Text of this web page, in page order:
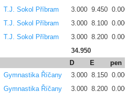
T.J. Sokol Příbram 3.000 9.450 0.000
T.J. Sokol Příbram 3.000 8.100 0.000
T.J. Sokol Příbram 3.000 8.200 0.000
34.950
D E pen
Gymnastika Říčany 3.000 8.150 0.000
Gymnastika Říčany 3.000 8.200 0.000